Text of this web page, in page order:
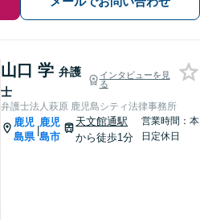
山口 学 弁護
士
インタビューを見
る
弁護士法人萩原 鹿児島シティ法律事務所
鹿児
島県
|
鹿児
島市
天文館通駅
から徒歩1分
営業時間：本
日定休日